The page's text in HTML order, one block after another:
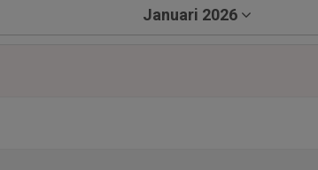
Januari 2026